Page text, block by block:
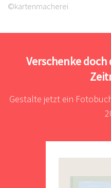
©kartenmacherei
Verschenke doch
Gestalte jetzt ein